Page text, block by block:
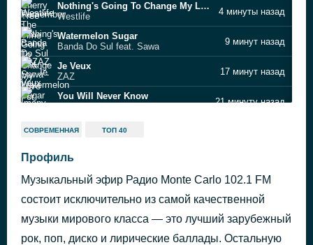
Nothing's Going To Change My Love For You
Westlife
4 минуты назад
Watermelon Sugar
Banda Do Sul feat. Sawa
9 минут назад
Je Veux
ZAZ
17 минут назад
You Will Never Know
21 минуту назад
Voices
Take A Chance On Me
Always
Bon Jovi
Tears
Sabrina Carpenter
38 минут назад
СОВРЕМЕННАЯ ТОП 40
Профиль
Музыкальный эфир Радио Monte Carlo 102.1 FM
состоит исключительно из самой качественной
музыки мирового класса — это лучший зарубежный
рок, поп, диско и лирические баллады. Остальную